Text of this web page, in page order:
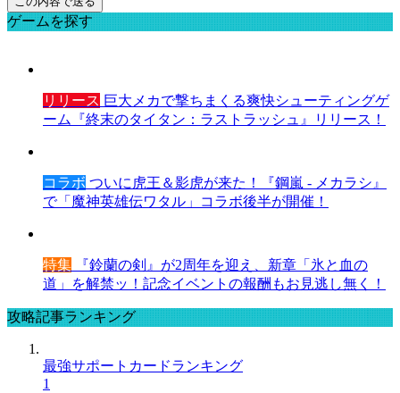
ゲームを探す
リリース 巨大メカで撃ちまくる爽快シューティングゲ
ーム『終末のタイタン：ラストラッシュ』リリース！
コラボ ついに虎王＆影虎が来た！『鋼嵐 - メカラシ』
で「魔神英雄伝ワタル」コラボ後半が開催！
特集 『鈴蘭の剣』が2周年を迎え、新章「氷と血の
道」を解禁ッ！記念イベントの報酬もお見逃し無く！
攻略記事ランキング
最強サポートカードランキング
1